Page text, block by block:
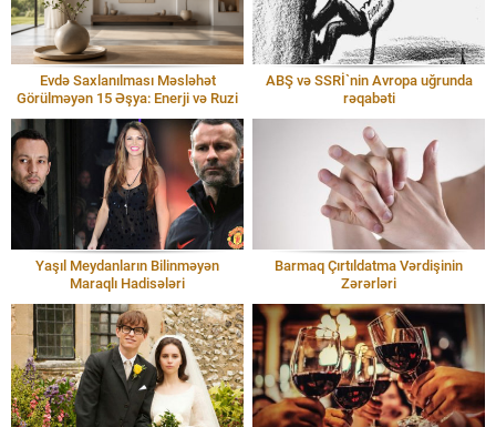
Evdə Saxlanılması Məsləhət
Görülməyən 15 Əşya: Enerji və Ruzi
ABŞ və SSRİ`nin Avropa uğrunda
rəqabəti
Yaşıl Meydanların Bilinməyən
Maraqlı Hadisələri
Barmaq Çırtıldatma Vərdişinin
Zərərləri